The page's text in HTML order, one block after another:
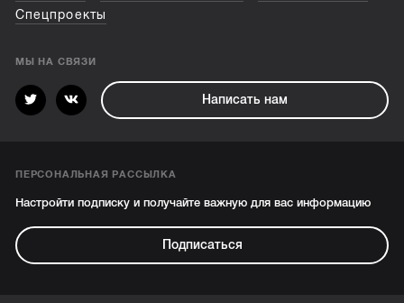
Спецпроекты
МЫ НА СВЯЗИ
Написать нам
ПЕРСОНАЛЬНАЯ РАССЫЛКА
Настройти подписку и получайте важную для вас информацию
Подписаться